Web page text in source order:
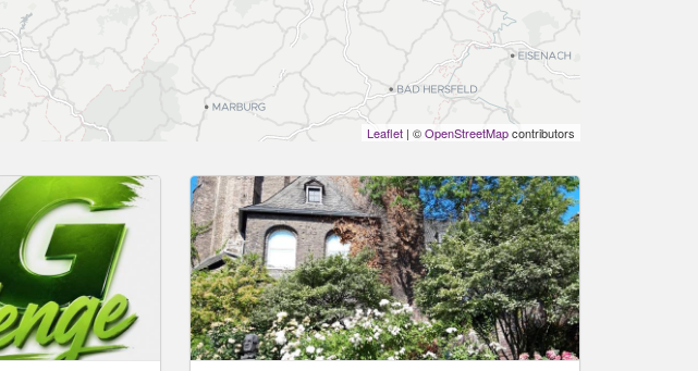
Leaflet| ©OpenStreetMapcontributors